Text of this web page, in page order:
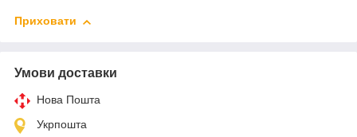
Приховати
Умови доставки
Нова Пошта
Укрпошта